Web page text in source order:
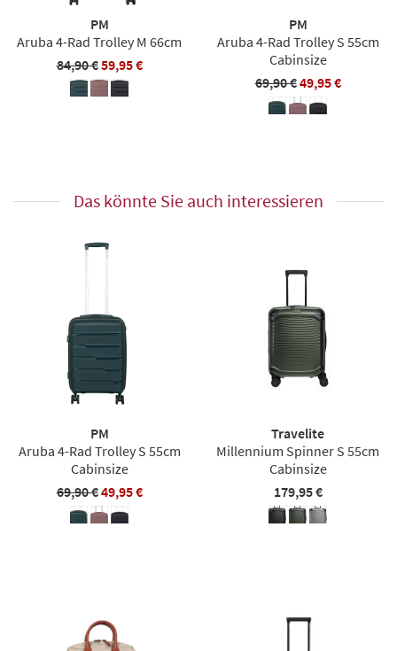
PM
Aruba 4-Rad Trolley M 66cm
84,90 €59,95 €
PM
Aruba 4-Rad Trolley S 55cm
Cabinsize
69,90 €49,95 €
Das könnte Sie auch interessieren
PM
Aruba 4-Rad Trolley S 55cm
Cabinsize
69,90 €49,95 €
Travelite
Millennium Spinner S 55cm
Cabinsize
179,95 €